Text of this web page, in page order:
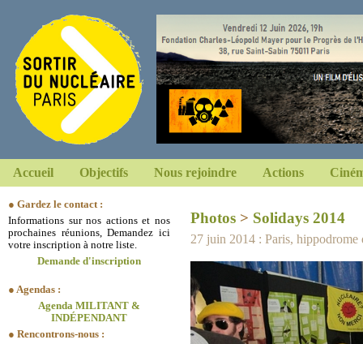
Accueil Objectifs Nous rejoindre Actions
● Gardez le contact :
Informations sur nos actions et nos
prochaines réunions, Demandez ici
votre inscription à notre liste.
Demande d'inscription
● Agendas :
Agenda MILITANT &
INDÉPENDANT
● Rencontrons-nous :
Photos > Solidays 2014
27 juin 2014 : Paris, hippodrome